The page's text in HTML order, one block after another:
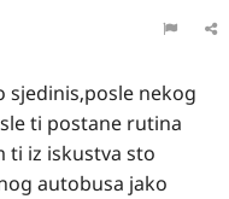
sjedinis,posle nekog
ti postane rutina
ti iz iskustva sto
autobusa jako